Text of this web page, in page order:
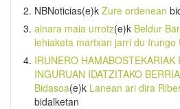
NBNoticias(e)k Zure ordenean
ainara maia urrotz(e)k Beldur
lehiaketa martxan jarri du Irungo
IRUNERO HAMABOSTEKARIAK
INGURUAN IDATZITAKO
Bidasoa(e)k Lanean ari dira
bidalketan